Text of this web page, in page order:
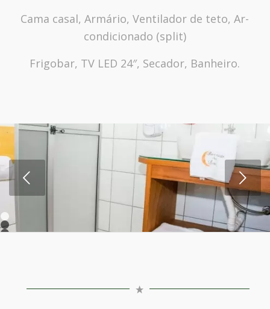
Cama casal, Armário, Ventilador de teto, Ar-
condicionado (split)
Frigobar, TV LED 24″, Secador, Banheiro.
Próximo
2